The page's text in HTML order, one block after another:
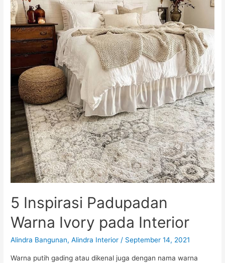
5 Inspirasi Padupadan
Warna Ivory pada Interior
Alindra Bangunan,Alindra Interior / September 14, 2021
Warna putih gading atau dikenal juga dengan nama warna